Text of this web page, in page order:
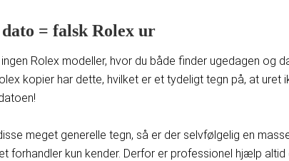
= falsk Rolex ur
Rolex modeller, hvor du både finder ugedagen og
kopier har dette, hvilket er et tydeligt tegn på, at uret
meget generelle tegn, så er der selvfølgelig en
forhandler kun kender. Derfor er professionel hjælp